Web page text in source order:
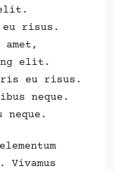
elit.
eu risus.
elit.
eu risus.
neque.
neque.